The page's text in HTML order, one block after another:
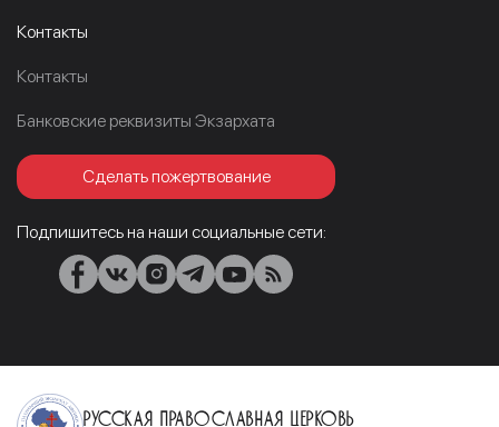
Контакты
Контакты
Банковские реквизиты Экзархата
Сделать пожертвование
Подпишитесь на наши социальные сети:
Русская Православная Церковь